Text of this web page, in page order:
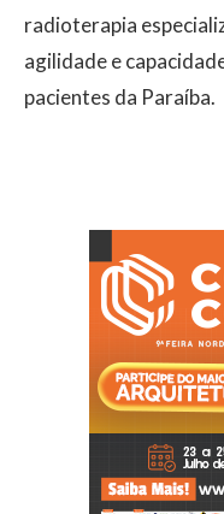
radioterapia
agilidade e
pacientes da Paraíba.